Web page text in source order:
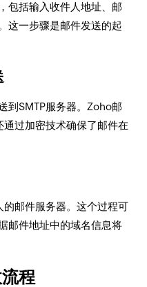
包括输入收件人地址、邮
这一步骤是邮件发送的起
到SMTP服务器。Zoho邮
过加密技术确保了邮件在
的邮件服务器。这个过程可
邮件地址中的域名信息将
程